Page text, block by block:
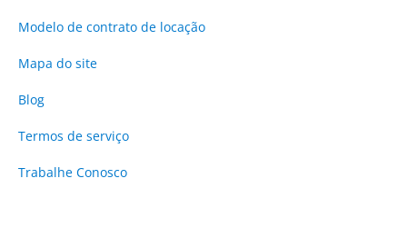
Modelo de contrato de locação
Mapa do site
Blog
Termos de serviço
Trabalhe Conosco